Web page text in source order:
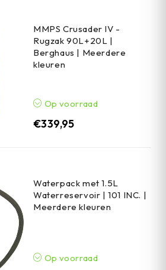
MMPS Crusader IV -
Rugzak 90L+20L |
Berghaus | Meerdere
kleuren
Op voorraad
€339,95
Waterpack met 1.5L
Waterreservoir | 101 INC. |
Meerdere kleuren
Op voorraad